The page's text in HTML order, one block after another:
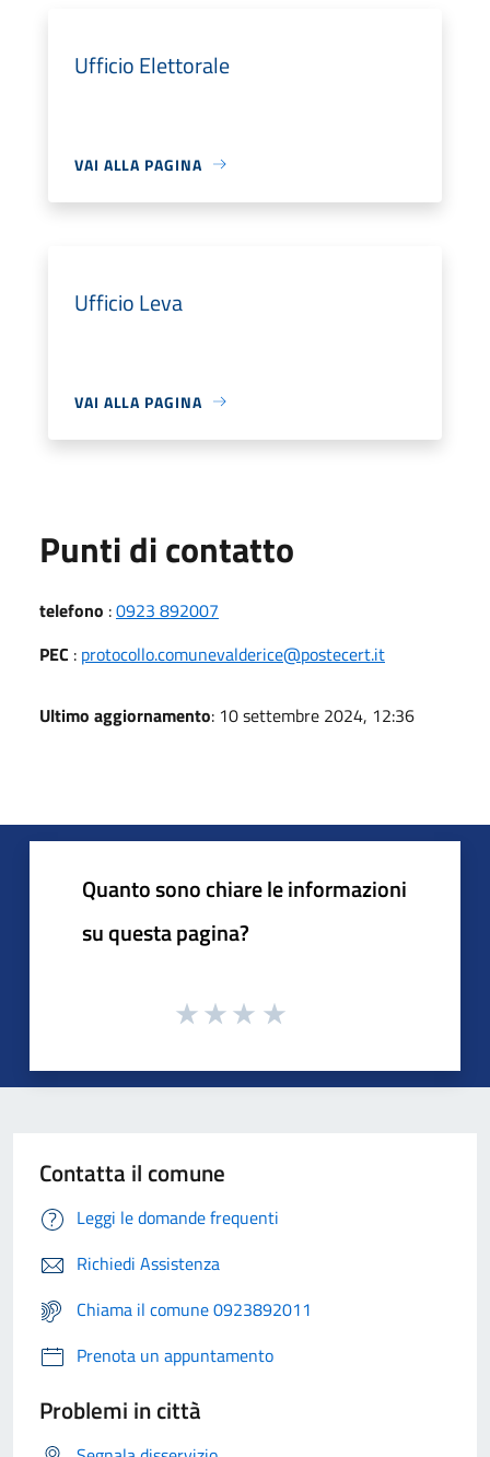
Ufficio Elettorale
VAI ALLA PAGINA
Ufficio Leva
VAI ALLA PAGINA
Punti di contatto
telefono :0923 892007
PEC : protocollo.comunevalderice@postecert.it
Ultimo aggiornamento: 10 settembre 2024, 12:36
Quanto sono chiare le informazioni
su questa pagina?
Contatta il comune
Leggi le domande frequenti
Richiedi Assistenza
Chiama il comune 0923892011
Prenota un appuntamento
Problemi in città